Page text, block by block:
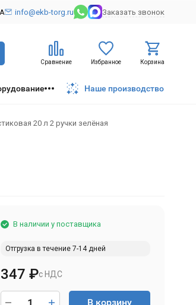
info@ekb-torg.ru Заказать звонок
Сравнение Избранное Корзина
Наше производство
20 л 2 ручки зелёная
В наличии у поставщика
Отгрузка в течение 7-14 дней
с НДС
347 ₽
В корзину